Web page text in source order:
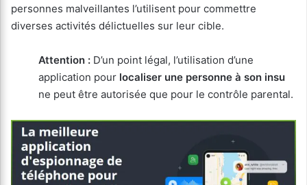
personnes malveillantes l’utilisent pour commettre
diverses activités délictuelles sur leur cible.
Attention : D’un point légal, l’utilisation d’une
application pour localiser une personne à son insu
ne peut être autorisée que pour le contrôle parental.